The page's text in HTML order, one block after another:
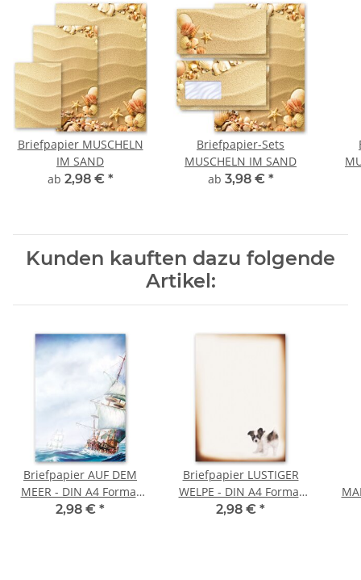
Briefpapier MUSCHELN
IM SAND
ab 2,98 € *
Briefpapier-Sets
MUSCHELN IM SAND
ab 3,98 € *
Kunden kauften dazu folgende
Artikel:
Briefpapier AUF DEM
MEER - DIN A4 Format
20 Blatt
2,98 € *
Briefpapier LUSTIGER
WELPE - DIN A4 Format
20 Blatt
2,98 € *